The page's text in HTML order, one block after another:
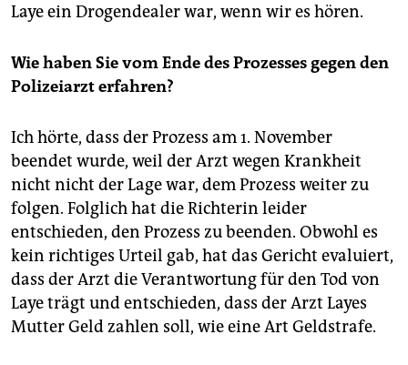
Laye ein Drogendealer war, wenn wir es hören.
Wie haben Sie vom Ende des Prozesses gegen den
Polizeiarzt erfahren?
Ich hörte, dass der Prozess am 1. November
beendet wurde, weil der Arzt wegen Krankheit
nicht nicht der Lage war, dem Prozess weiter zu
folgen. Folglich hat die Richterin leider
entschieden, den Prozess zu beenden. Obwohl es
kein richtiges Urteil gab, hat das Gericht evaluiert,
dass der Arzt die Verantwortung für den Tod von
Laye trägt und entschieden, dass der Arzt Layes
Mutter Geld zahlen soll, wie eine Art Geldstrafe.